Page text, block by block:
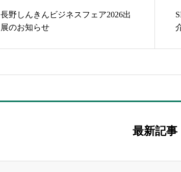
長野しんきんビジネスフェア2026出
展のお知らせ
最新記事